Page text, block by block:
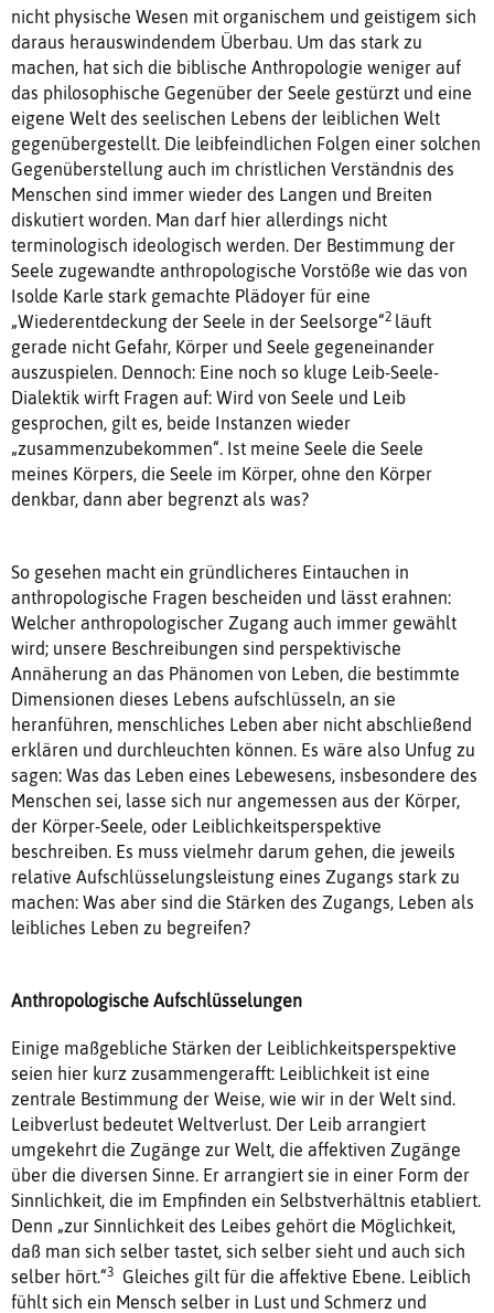
nicht physische Wesen mit organischem und geistigem sich
daraus herauswindendem Überbau. Um das stark zu
machen, hat sich die biblische Anthropologie weniger auf
das philosophische Gegenüber der Seele gestürzt und eine
eigene Welt des seelischen Lebens der leiblichen Welt
gegenübergestellt. Die leibfeindlichen Folgen einer solchen
Gegenüberstellung auch im christlichen Verständnis des
Menschen sind immer wieder des Langen und Breiten
diskutiert worden. Man darf hier allerdings nicht
terminologisch ideologisch werden. Der Bestimmung der
Seele zugewandte anthropologische Vorstöße wie das von
Isolde Karle stark gemachte Plädoyer für eine
„Wiederentdeckung der Seele in der Seelsorge“2 läuft
gerade nicht Gefahr, Körper und Seele gegeneinander
auszuspielen. Dennoch: Eine noch so kluge Leib-Seele-
Dialektik wirft Fragen auf: Wird von Seele und Leib
gesprochen, gilt es, beide Instanzen wieder
„zusammenzubekommen“. Ist meine Seele die Seele
meines Körpers, die Seele im Körper, ohne den Körper
denkbar, dann aber begrenzt als was?
So gesehen macht ein gründlicheres Eintauchen in
anthropologische Fragen bescheiden und lässt erahnen:
Welcher anthropologischer Zugang auch immer gewählt
wird; unsere Beschreibungen sind perspektivische
Annäherung an das Phänomen von Leben, die bestimmte
Dimensionen dieses Lebens aufschlüsseln, an sie
heranführen, menschliches Leben aber nicht abschließend
erklären und durchleuchten können. Es wäre also Unfug zu
sagen: Was das Leben eines Lebewesens, insbesondere des
Menschen sei, lasse sich nur angemessen aus der Körper,
der Körper-Seele, oder Leiblichkeitsperspektive
beschreiben. Es muss vielmehr darum gehen, die jeweils
relative Aufschlüsselungsleistung eines Zugangs stark zu
machen: Was aber sind die Stärken des Zugangs, Leben als
leibliches Leben zu begreifen?
Anthropologische Aufschlüsselungen
Einige maßgebliche Stärken der Leiblichkeitsperspektive
seien hier kurz zusammengerafft: Leiblichkeit ist eine
zentrale Bestimmung der Weise, wie wir in der Welt sind.
Leibverlust bedeutet Weltverlust. Der Leib arrangiert
umgekehrt die Zugänge zur Welt, die affektiven Zugänge
über die diversen Sinne. Er arrangiert sie in einer Form der
Sinnlichkeit, die im Empfinden ein Selbstverhältnis etabliert.
Denn „zur Sinnlichkeit des Leibes gehört die Möglichkeit,
daß man sich selber tastet, sich selber sieht und auch sich
selber hört.“3
Gleiches gilt für die affektive Ebene. Leiblich
fühlt sich ein Mensch selber in Lust und Schmerz und